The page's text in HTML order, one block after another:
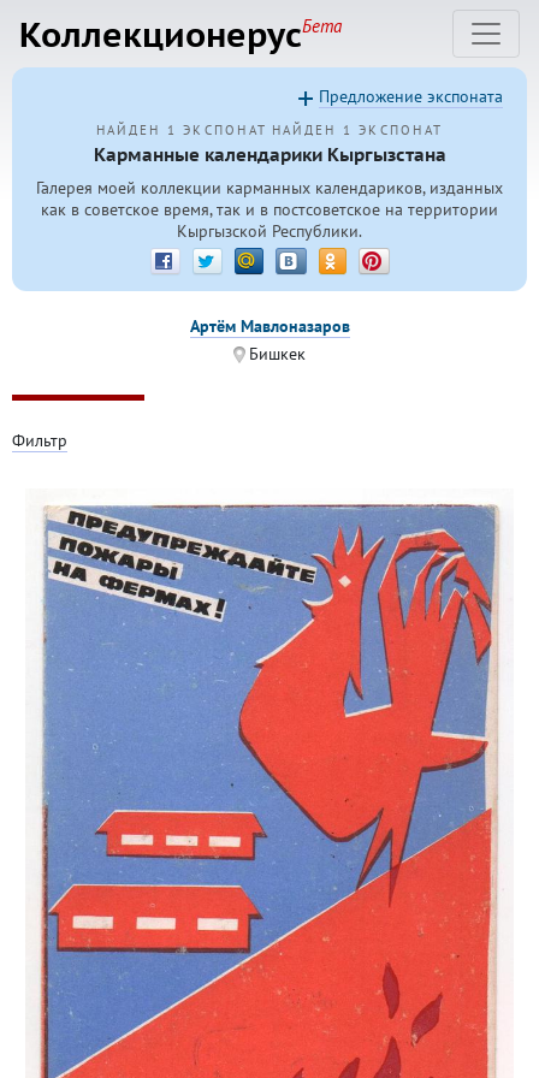
КоллекционерусБета
НАЙДЕН 1 ЭКСПОНАТ НАЙДЕН 1 ЭКСПОНАТ
Карманные календарики Кыргызстана
Галерея моей коллекции карманных календариков, изданных
как в советское время, так и в постсоветское на территории
Кыргызской Республики.
Предложение экспоната
Артём Мавлоназаров
Бишкек
Фильтр